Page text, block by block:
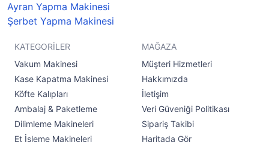
Ayran Yapma Makinesi
Şerbet Yapma Makinesi
KATEGORİLER
Vakum Makinesi
Kase Kapatma Makinesi
Köfte Kalıpları
Ambalaj & Paketleme
Dilimleme Makineleri
Et İşleme Makineleri
MAĞAZA
Müşteri Hizmetleri
Hakkımızda
İletişim
Veri Güveniği Politikası
Sipariş Takibi
Haritada Gör